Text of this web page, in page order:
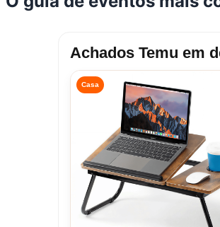
Achados Temu em
Casa